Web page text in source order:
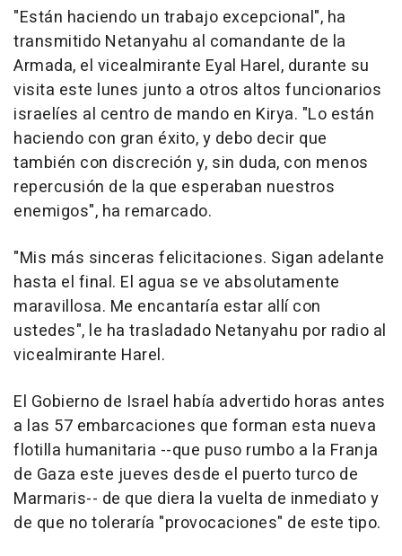
"Están haciendo un trabajo excepcional", ha
transmitido Netanyahu al comandante de la
Armada, el vicealmirante Eyal Harel, durante su
visita este lunes junto a otros altos funcionarios
israelíes al centro de mando en Kirya. "Lo están
haciendo con gran éxito, y debo decir que
también con discreción y, sin duda, con menos
repercusión de la que esperaban nuestros
enemigos", ha remarcado.
"Mis más sinceras felicitaciones. Sigan adelante
hasta el final. El agua se ve absolutamente
maravillosa. Me encantaría estar allí con
ustedes", le ha trasladado Netanyahu por radio al
vicealmirante Harel.
El Gobierno de Israel había advertido horas antes
a las 57 embarcaciones que forman esta nueva
flotilla humanitaria --que puso rumbo a la Franja
de Gaza este jueves desde el puerto turco de
Marmaris-- de que diera la vuelta de inmediato y
de que no toleraría "provocaciones" de este tipo.